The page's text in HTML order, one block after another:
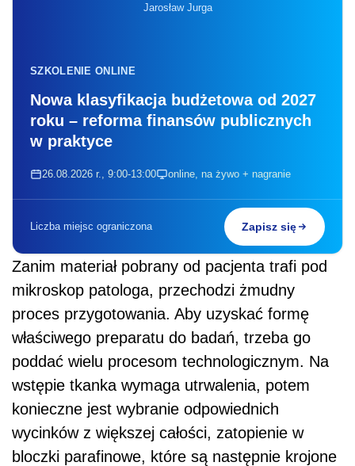
Jarosław Jurga
SZKOLENIE ONLINE
Nowa klasyfikacja budżetowa od 2027
roku – reforma finansów publicznych
w praktyce
26.08.2026 r., 9:00-13:00 online, na żywo + nagranie
Liczba miejsc ograniczona Zapisz się
Zanim materiał pobrany od pacjenta trafi pod
mikroskop patologa, przechodzi żmudny
proces przygotowania. Aby uzyskać formę
właściwego preparatu do badań, trzeba go
poddać wielu procesom technologicznym. Na
wstępie tkanka wymaga utrwalenia, potem
konieczne jest wybranie odpowiednich
wycinków z większej całości, zatopienie w
bloczki parafinowe, które są następnie krojone